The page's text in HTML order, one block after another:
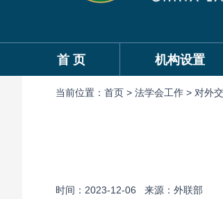
首 页 机构设置
当前位置： 首页 > 法学会工作 > 对外
时间：2023-12-06 来源：外联部